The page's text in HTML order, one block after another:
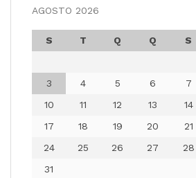
AGOSTO 2026
S T Q Q S
3
4 5 6 7
10
11 12 13 14
17
18 19 20 21
24
25 26 27 28
31